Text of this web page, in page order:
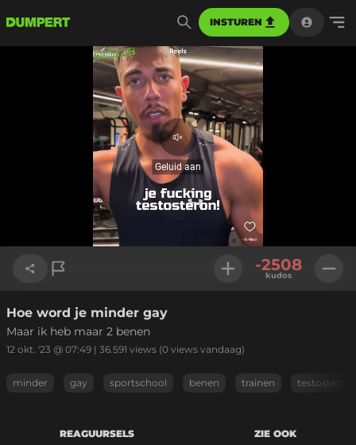
INSTUREN
Geluid
aan
Geluid aan
Link kopiëren
-2508
kudos
Hoe word je minder gay
Maar ik heb maar 2 benen
12 okt. '23 @ 07:49 | 36.591 views (0 views vandaag)
minder gay sportschool benen trainen testostern
REAGUURSELS ZIE OOK